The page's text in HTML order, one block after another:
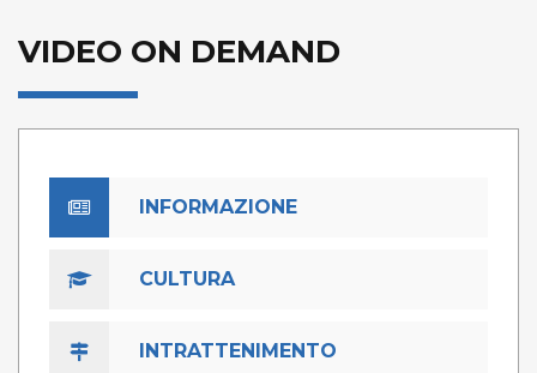
VIDEO ON DEMAND
INFORMAZIONE
CULTURA
INTRATTENIMENTO